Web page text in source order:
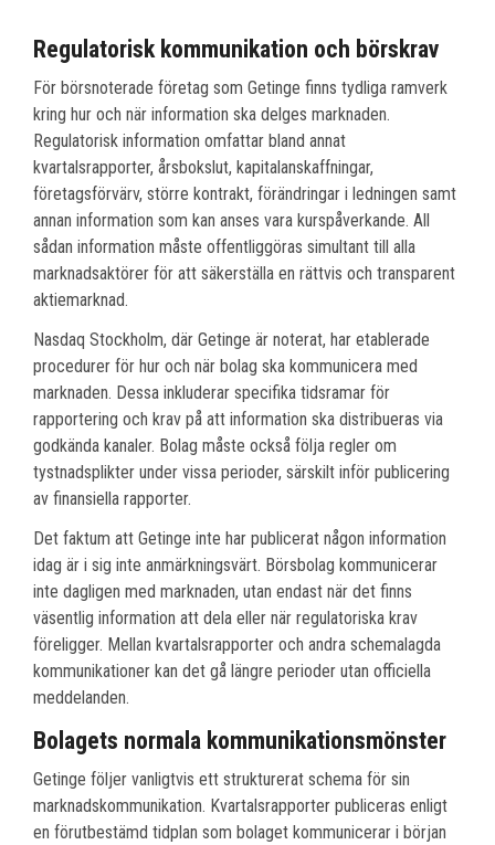
Regulatorisk kommunikation och börskrav
För börsnoterade företag som Getinge finns tydliga ramverk
kring hur och när information ska delges marknaden.
Regulatorisk information omfattar bland annat
kvartalsrapporter, årsbokslut, kapitalanskaffningar,
företagsförvärv, större kontrakt, förändringar i ledningen samt
annan information som kan anses vara kurspåverkande. All
sådan information måste offentliggöras simultant till alla
marknadsaktörer för att säkerställa en rättvis och transparent
aktiemarknad.
Nasdaq Stockholm, där Getinge är noterat, har etablerade
procedurer för hur och när bolag ska kommunicera med
marknaden. Dessa inkluderar specifika tidsramar för
rapportering och krav på att information ska distribueras via
godkända kanaler. Bolag måste också följa regler om
tystnadsplikter under vissa perioder, särskilt inför publicering
av finansiella rapporter.
Det faktum att Getinge inte har publicerat någon information
idag är i sig inte anmärkningsvärt. Börsbolag kommunicerar
inte dagligen med marknaden, utan endast när det finns
väsentlig information att dela eller när regulatoriska krav
föreligger. Mellan kvartalsrapporter och andra schemalagda
kommunikationer kan det gå längre perioder utan officiella
meddelanden.
Bolagets normala kommunikationsmönster
Getinge följer vanligtvis ett strukturerat schema för sin
marknadskommunikation. Kvartalsrapporter publiceras enligt
en förutbestämd tidplan som bolaget kommunicerar i början